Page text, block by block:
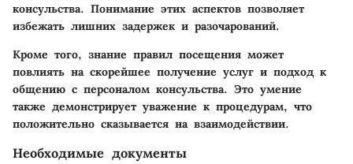
консульства. Понимание этих аспектов позволяет
избежать лишних задержек и разочарований.
Кроме того, знание правил посещения может
повлиять на скорейшее получение услуг и подход к
общению с персоналом консульства. Это умение
также демонстрирует уважение к процедурам, что
положительно сказывается на взаимодействии.
Необходимые документы